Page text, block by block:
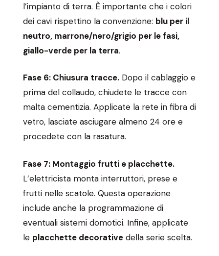
l’impianto di terra. È importante che i colori
dei cavi rispettino la convenzione: blu per il
neutro, marrone/nero/grigio per le fasi,
giallo-verde per la terra.
Fase 6: Chiusura tracce. Dopo il cablaggio e
prima del collaudo, chiudete le tracce con
malta cementizia. Applicate la rete in fibra di
vetro, lasciate asciugare almeno 24 ore e
procedete con la rasatura.
Fase 7: Montaggio frutti e placchette.
L’elettricista monta interruttori, prese e
frutti nelle scatole. Questa operazione
include anche la programmazione di
eventuali sistemi domotici. Infine, applicate
le placchette decorative della serie scelta.